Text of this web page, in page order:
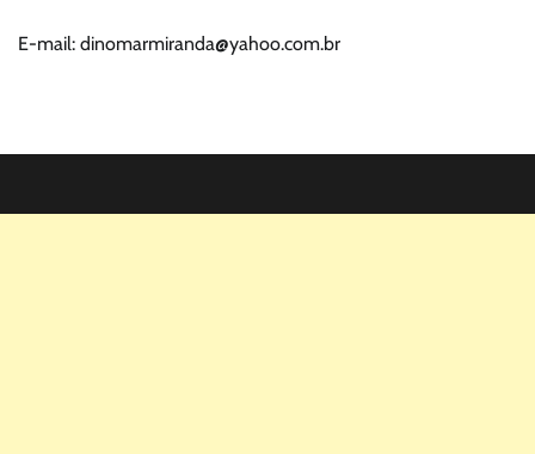
E-mail: dinomarmiranda@yahoo.com.br